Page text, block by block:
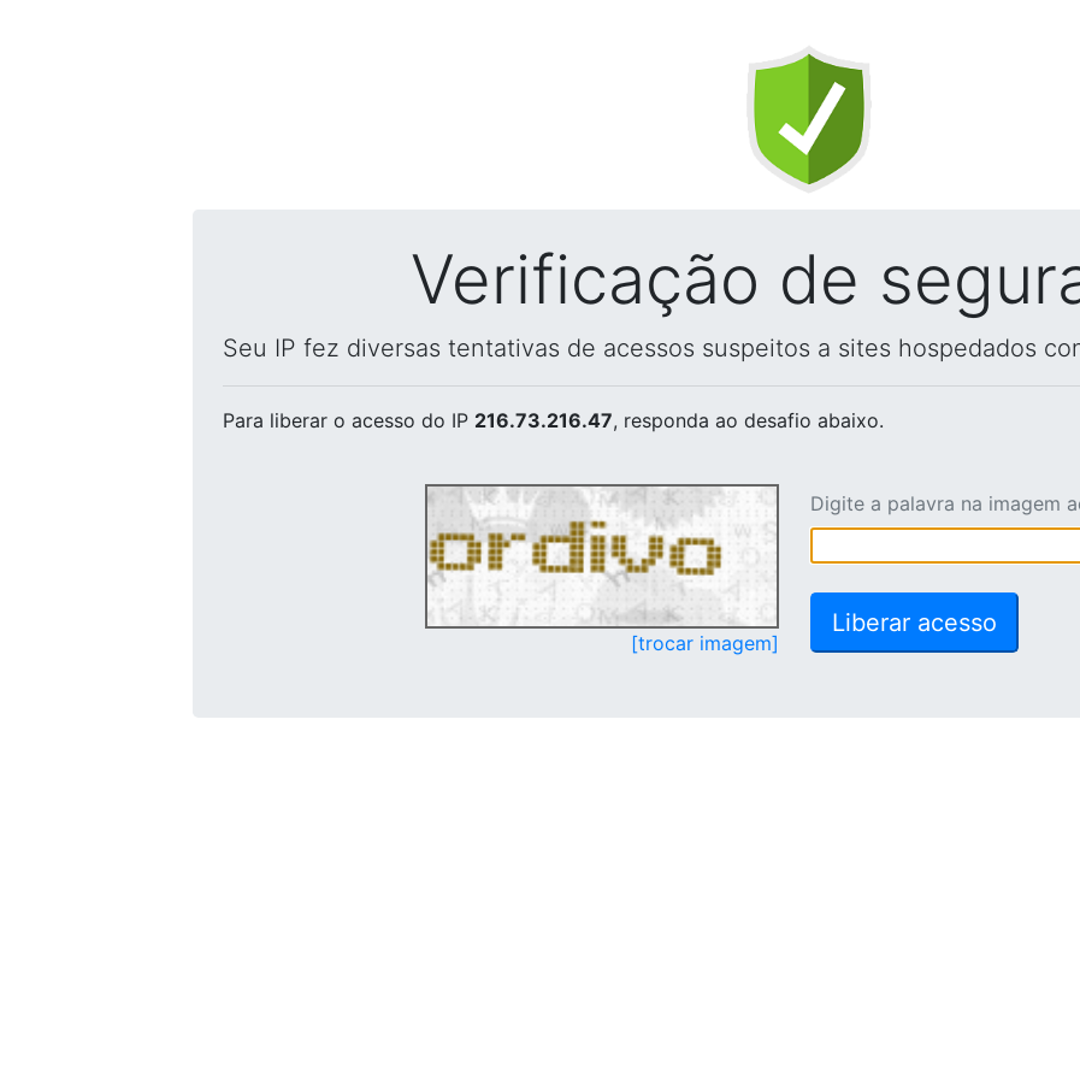
Verificação de
Seu IP fez diversas tentativas de acessos suspeitos a sites hospedados
Para liberar o acesso do IP 216.73.216.47, responda ao desafio abaixo.
[trocar imagem]
Digite a palavra na imagem